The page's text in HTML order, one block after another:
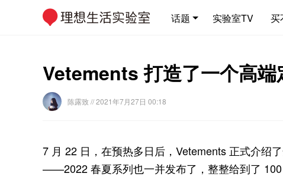
话题 实验室TV 买
Vetements 打造了一个高
陈露致// 2021年7月27日 00:18
7 月 22 日，在预热多日后，Vetements 正式介绍
——2022 春夏系列也一并发布了，整整给到了 100